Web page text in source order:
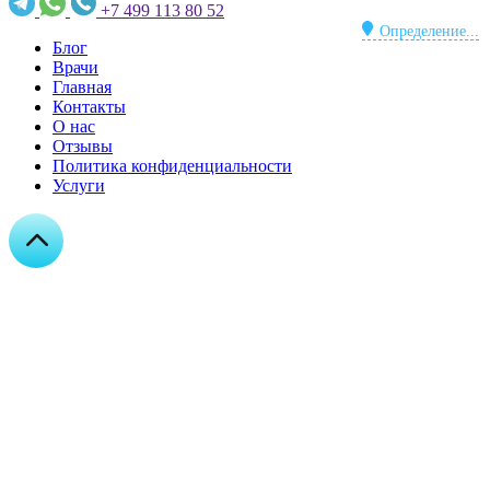
+7 499 113 80 52
Определение...
Блог
Врачи
Главная
Контакты
О нас
Отзывы
Политика конфиденциальности
Услуги